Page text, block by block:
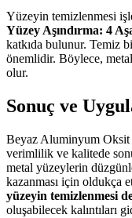
Yüzeyin temizlenmesi
Yüzey Aşındırma: 4
katkıda bulunur. Temiz
önemlidir. Böylece, metal
olur.
Sonuç ve
Beyaz Aluminyum Oksit
verimlilik ve kalitede
metal yüzeylerin
kazanması için oldukça
yüzeyin temizlenmesi
oluşabilecek kalıntıları